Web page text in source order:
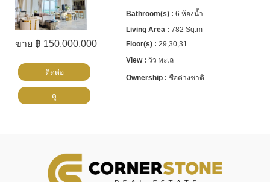
ขาย ฿ 150,000,000
6 ห้องน้ำ
782 Sq.m
29,30,31
วิว ทะเล
ชื่อต่างชาติ
ติดต่อ
ดู